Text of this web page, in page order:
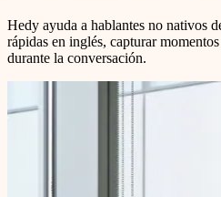
Hedy ayuda a hablantes no nativos
rápidas en inglés, capturar
durante la conversación.